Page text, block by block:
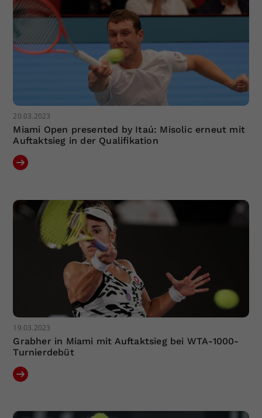
20.03.2023
Miami Open presented by Itaú: Misolic erneut mit
Auftaktsieg in der Qualifikation
19.03.2023
Grabher in Miami mit Auftaktsieg bei WTA-1000-
Turnierdebüt